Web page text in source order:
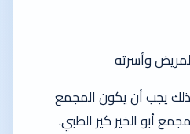
وأسرته
يجب أن يكون المجمع
أبو الخير كير الطبي.